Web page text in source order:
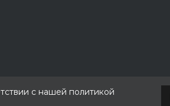
с нашей политикой